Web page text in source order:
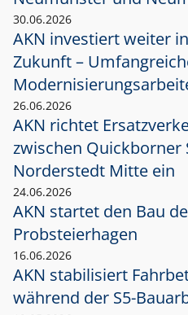
30.06.2026
AKN investiert weiter
Zukunft –
26.06.2026
AKN richtet
zwischen Quickborner
Norderstedt Mitte ein
24.06.2026
AKN startet den Bau
Probsteierhagen
16.06.2026
AKN stabilisiert
während der S5-